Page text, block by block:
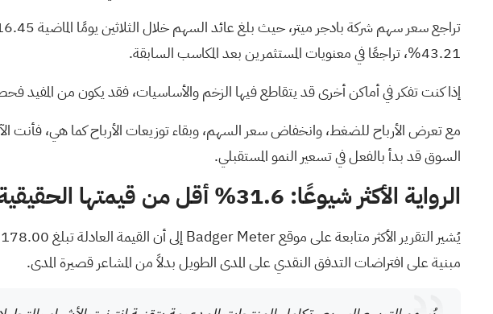
43.21%، تراجعًا في معنويات المستثمرين بعد المكاسب السابقة.
إذا كنت تفكر في أماكن أخرى قد يتقاطع فيها الزخم والأساسيات، فقد يكون من المفيد
السوق قد بدأ بالفعل في تسعير النمو المستقبلي.
الرواية الأكثر شيوعًا: 31.6% أقل من قيمتها الحقيقية
مبنية على افتراضات التدفق النقدي على المدى الطويل بدلاً من المشاعر قصيرة المدى.